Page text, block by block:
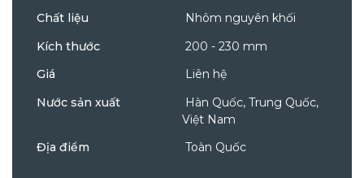
Chất liệu
Nhôm nguyên khối
Kích thước
200 - 230 mm
Giá
Liên hệ
Nước sản xuất
Hàn Quốc, Trung Quốc,
Việt Nam
Địa điểm
Toàn Quốc